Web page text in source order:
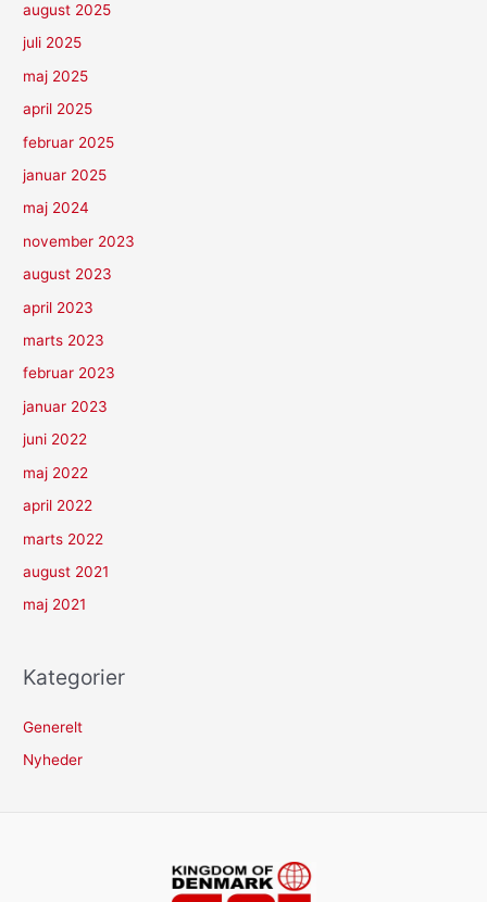
august 2025
juli 2025
maj 2025
april 2025
februar 2025
januar 2025
maj 2024
november 2023
august 2023
april 2023
marts 2023
februar 2023
januar 2023
juni 2022
maj 2022
april 2022
marts 2022
august 2021
maj 2021
Kategorier
Generelt
Nyheder